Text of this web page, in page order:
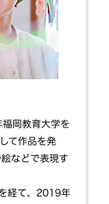
岡教育大学を
て作品を発
などで表現す
経て、2019年